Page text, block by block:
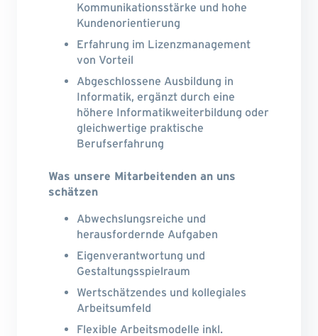
Kommunikationsstärke und hohe
Kundenorientierung
Erfahrung im Lizenzmanagement
von Vorteil
Abgeschlossene Ausbildung in
Informatik, ergänzt durch eine
höhere Informatikweiterbildung oder
gleichwertige praktische
Berufserfahrung
Was unsere Mitarbeitenden an uns
schätzen
Abwechslungsreiche und
herausfordernde Aufgaben
Eigenverantwortung und
Gestaltungsspielraum
Wertschätzendes und kollegiales
Arbeitsumfeld
Flexible Arbeitsmodelle inkl.